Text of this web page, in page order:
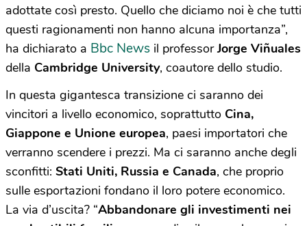
adottate così presto. Quello che diciamo noi è che tutti
questi ragionamenti non hanno alcuna importanza”,
ha dichiarato a Bbc News il professorJorge Viñuales
della Cambridge University, coautore dello studio.
In questa gigantesca transizione ci saranno dei
vincitori a livello economico, soprattutto Cina,
Giappone e Unione europea, paesi importatori che
verranno scendere i prezzi. Ma ci saranno anche degli
sconfitti: Stati Uniti, Russia e Canada, che proprio
sulle esportazioni fondano il loro potere economico.
La via d’uscita? “Abbandonare gli investimenti nei